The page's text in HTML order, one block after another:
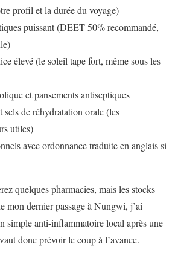
profil et la durée du voyage)
puissant (DEET 50% recommandé,
élevé (le soleil tape fort, même sous les
et pansements antiseptiques
de réhydratation orale (les
utiles)
avec ordonnance traduite en anglais si
quelques pharmacies, mais les stocks
mon dernier passage à Nungwi, j’ai
simple anti-inflammatoire local après une
donc prévoir le coup à l’avance.